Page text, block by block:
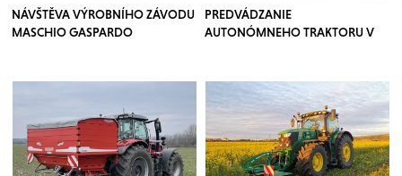
NÁVŠTĚVA VÝROBNÍHO ZÁVODU
MASCHIO GASPARDO
PREDVÁDZANIE
AUTONÓMNEHO TRAKTORU V